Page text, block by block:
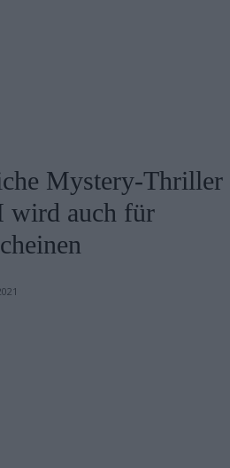
Mystery-Thriller
wird auch für